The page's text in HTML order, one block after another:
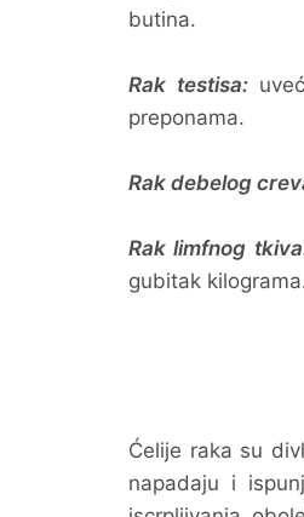
butina.
Rak testisa:
preponama.
Rak debelog
Rak limfnog
gubitak
Ćelije raka su
napadaju i